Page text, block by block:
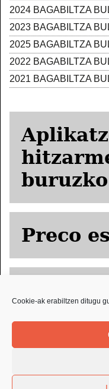
Cookie-ak erabiltzen ditugu
2024 BAGABILTZA
2023 BAGABILTZA
2025 BAGABILTZA
2022 BAGABILTZA
2021 BAGABILTZA
Preco